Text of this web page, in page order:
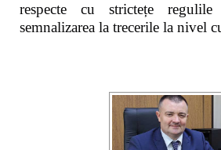
respecte cu strictețe
semnalizarea la trecerile la nivel